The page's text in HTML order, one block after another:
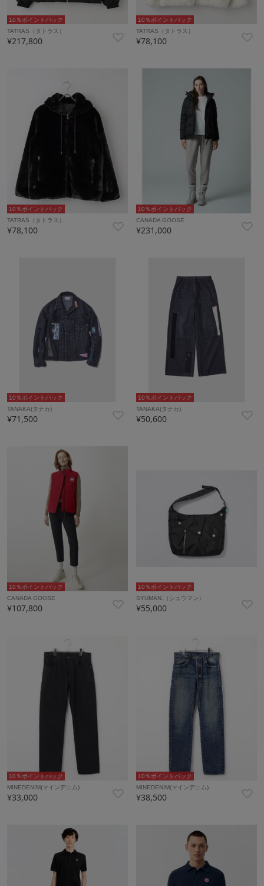
10％ポイントバック
TATRAS（タトラス）
¥217,800
10％ポイントバック
TATRAS（タトラス）
¥78,100
10％ポイントバック
TATRAS（タトラス）
¥78,100
10％ポイントバック
CANADA GOOSE
¥231,000
10％ポイントバック
TANAKA(タナカ)
¥71,500
10％ポイントバック
TANAKA(タナカ)
¥50,600
10％ポイントバック
CANADA GOOSE
¥107,800
10％ポイントバック
SYUMAN.（シュウマン）
¥55,000
10％ポイントバック
MINEDENIM(マインデニム)
¥33,000
10％ポイントバック
MINEDENIM(マインデニム)
¥38,500